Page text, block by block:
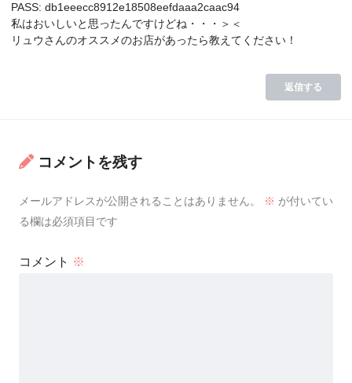
PASS: db1eeecc8912e18508eefdaaa2caac94
私はおいしいと思ったんですけどね・・・＞＜
リュウさんのオススメのお店があったら教えてください！
返信する
コメントを残す
メールアドレスが公開されることはありません。 ※ が付いてい
る欄は必須項目です
コメント ※